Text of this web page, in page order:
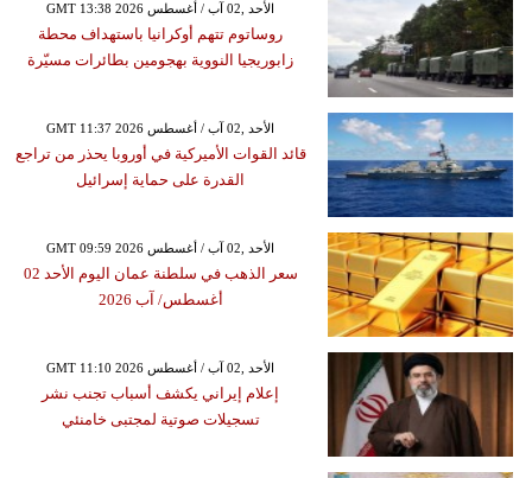
GMT 13:38 2026 الأحد ,02 آب / أغسطس
روساتوم تتهم أوكرانيا باستهداف محطة
زابوريجيا النووية بهجومين بطائرات مسيّرة
GMT 11:37 2026 الأحد ,02 آب / أغسطس
قائد القوات الأميركية في أوروبا يحذر من تراجع
القدرة على حماية إسرائيل
GMT 09:59 2026 الأحد ,02 آب / أغسطس
سعر الذهب في سلطنة عمان اليوم الأحد 02
أغسطس/ آب 2026
GMT 11:10 2026 الأحد ,02 آب / أغسطس
إعلام إيراني يكشف أسباب تجنب نشر
تسجيلات صوتية لمجتبى خامنئي